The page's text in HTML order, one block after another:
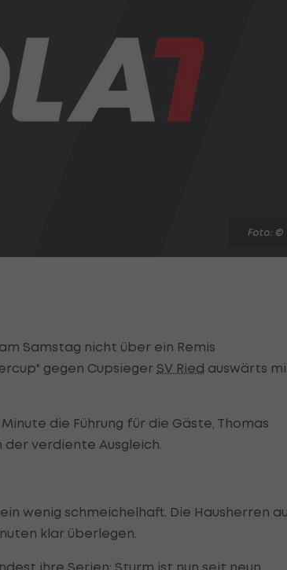
Foto: ©
Samstag nicht über ein Remis
gegen Cupsieger SV Ried auswärts
die Führung für die Gäste, Thomas
verdiente Ausgleich.
wenig schmeichelhaft. Die Hausherren
klar überlegen.